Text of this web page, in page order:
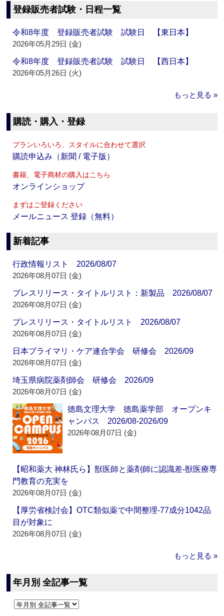
登録販売者試験・日程一覧
令和8年度 登録販売者試験 試験日 【東日本】
2026年05月29日 (金)
令和8年度 登録販売者試験 試験日 【西日本】
2026年05月26日 (火)
もっと見る »
購読・購入・登録
プランいろいろ、スタイルに合わせて選択
購読申込み（新聞 / 電子版）
書籍、電子商材の購入はこちら
オンラインショップ
まずはご登録ください
メールニュース 登録（無料）
新着記事
行政情報リスト 2026/08/07
2026年08月07日 (金)
プレスリリース・タイトルリスト：新製品 2026/08/07
2026年08月07日 (金)
プレスリリース・タイトルリスト 2026/08/07
2026年08月07日 (金)
日本プライマリ・ケア連合学会 研修会 2026/09
2026年08月07日 (金)
埼玉県病院薬剤師会 研修会 2026/09
2026年08月07日 (金)
徳島文理大学 徳島薬学部 オープンキ
ャンパス 2026/08-2026/09
2026年08月07日 (金)
【昭和薬大 神林氏ら】獣医師と薬剤師に認識差‐獣医療専
門教育の充実を
2026年08月07日 (金)
【厚労省検討会】OTC類似薬で中間整理‐77成分1042品
目が対象に
2026年08月07日 (金)
もっと見る »
年月別 全記事一覧